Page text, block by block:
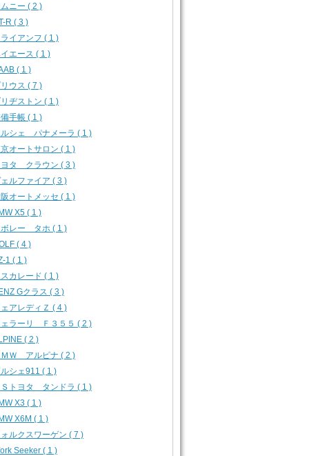
ニー ( 2 )
R ( 3 )
ライアンフ ( 1 )
エース ( 1 )
( 1 )
ウス ( 7 )
ヂストン ( 1 )
手帳 ( 1 )
シェ パナメーラ ( 1 )
オートサロン ( 1 )
ヨタ クラウン ( 3 )
ルファイア ( 3 )
オートメッセ ( 1 )
X5 ( 1 )
ボレー タホ ( 1 )
( 4 )
1 ( 1 )
カレード ( 1 )
Gクラス ( 3 )
アレディＺ ( 4 )
ェラーリ Ｆ３５５ ( 2 )
( 2 )
ＭＷ アルピナ ( 2 )
シェ911 ( 1 )
Ｓトヨタ タンドラ ( 1 )
X3 ( 1 )
X6M ( 1 )
ルクスワーゲン ( 7 )
Seeker ( 1 )